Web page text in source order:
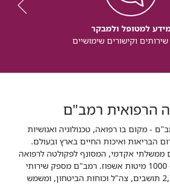
למטופל ולמבקר
וקישורים שימושיים
הרפואית רמב"ם
- מקום בו רפואה, טכנולוגיה ואנושיות
הבריאות ואיכות החיים בארץ ובעולם.
ממשלתי אקדמי, המסונף לפקולטה לרפואה
של הטכניון ומונה כ- 1000 מיטות אשפוז. רמב"ם מספק שירותי
רפואה לכ-2,700,000 תושבים, צה"ל וכוחות הביטחון, ומשמש